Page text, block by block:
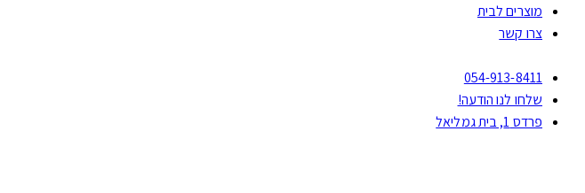
מוצרים לבית
צרו קשר
054-913-8411
שלחו לנו הודעה!
פרדס 1, בית גמליאל